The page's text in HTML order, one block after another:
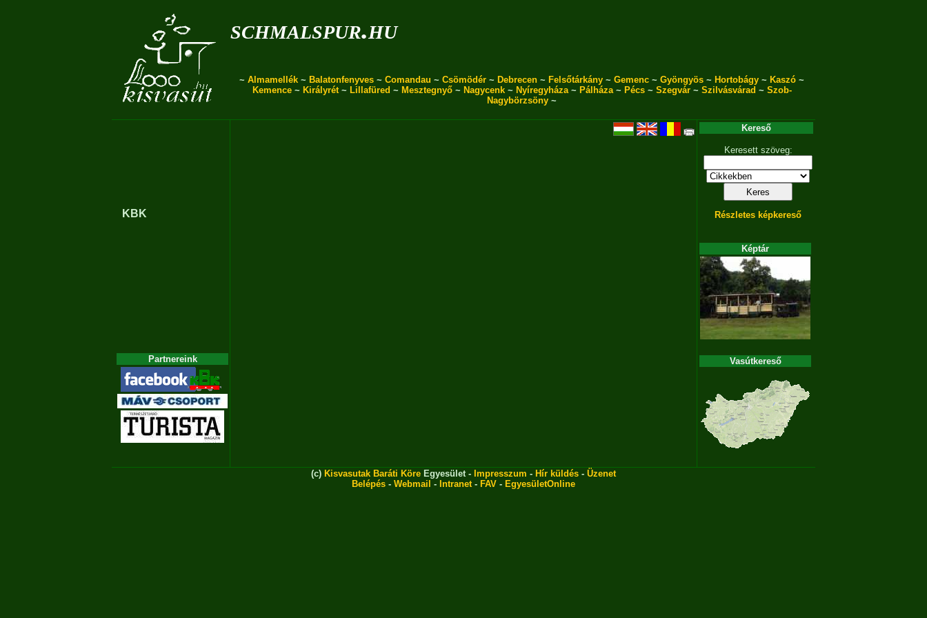
schmalspur.hu
~ Almamellék ~ Balatonfenyves ~ Comandau ~ Csömödér ~ Debrecen ~ Felsőtárkány ~ Gemenc ~ Gyöngyös ~ Hortobágy ~ Kaszó ~
Kemence~ Királyrét~ Lillafüred ~ Mesztegnyő~ Nagycenk~ Nyíregyháza~ Pálháza~ Pécs~ Szegvár~ Szilvásvárad ~ Szob-
Nagybörzsöny ~
KBK
Partnereink
Kereső
Keresett szöveg:
Részletes képkereső
Képtár
Vasútkereső
(c) Kisvasutak Baráti Köre Egyesület - Impresszum - Hír küldés - Üzenet
Belépés - Webmail - Intranet- FAV - EgyesületOnline